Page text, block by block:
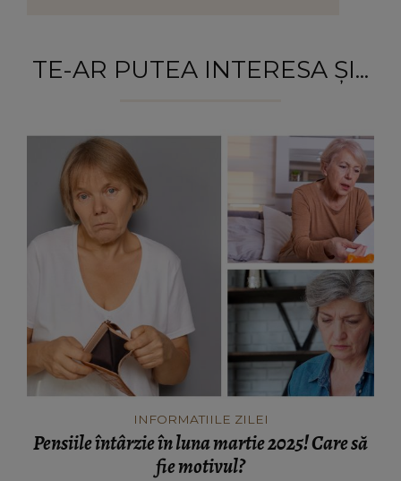
TE-AR PUTEA INTERESA ȘI...
INFORMATIILE ZILEI
Pensiile întârzie în luna martie 2025! Care să
fie motivul?